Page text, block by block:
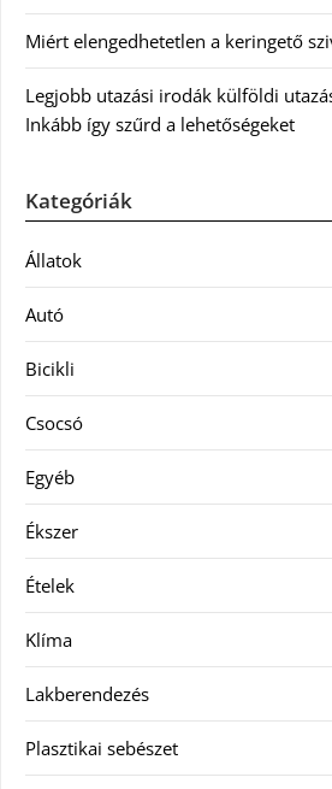
Miért elengedhetetlen a keringető
Legjobb utazási irodák külföldi
Inkább így szűrd a lehetőségeket
Kategóriák
Állatok
Autó
Bicikli
Csocsó
Egyéb
Ékszer
Ételek
Klíma
Lakberendezés
Plasztikai sebészet